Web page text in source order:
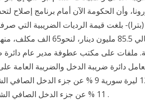
وأن الحكومة الآن أمام برنامج إصلاح
(بترا)- بلغت قيمة الرديات الضريبية التي
ملفات على مكتب عطوفة مدير عام دائرة
11 % عن جزء الدخل الصافي الشهري الواقع بين 16001 و 20000 ليرة سورية .